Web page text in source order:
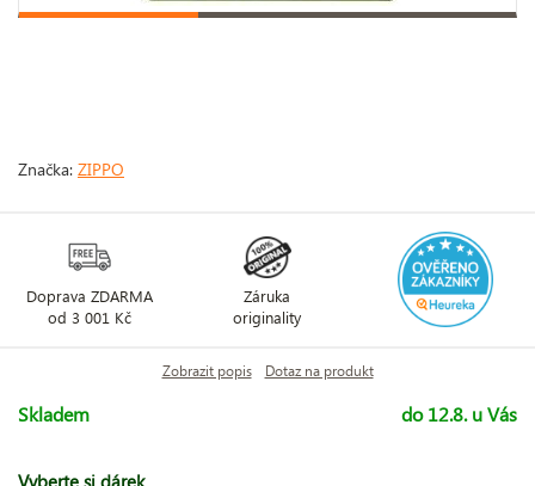
Značka: ZIPPO
Doprava ZDARMA
od 3 001 Kč
Záruka
originality
Zobrazit popis Dotaz na produkt
Skladem do 12.8. u Vás
Vyberte si dárek